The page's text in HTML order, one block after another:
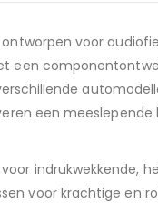
voor
een
een meeslepende
indrukwekkende,
voor krachtige en